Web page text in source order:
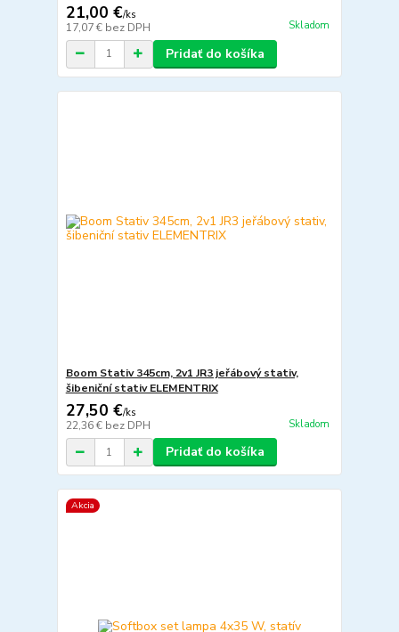
21,00 €/ks
17,07 € bez DPH Skladom
Pridať do košíka
Boom Stativ 345cm, 2v1 JR3 jeřábový stativ,
šibeniční stativ ELEMENTRIX
27,50 €/ks
22,36 € bez DPH Skladom
Pridať do košíka
Akcia